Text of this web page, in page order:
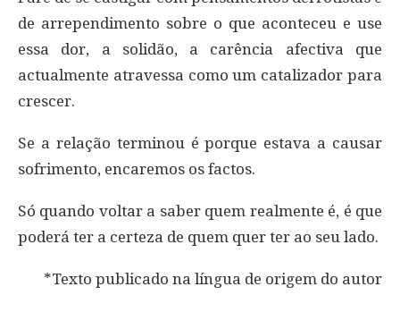
de arrependimento sobre o que aconteceu e use
essa dor, a solidão, a carência afectiva que
actualmente atravessa como um catalizador para
crescer.
Se a relação terminou é porque estava a causar
sofrimento, encaremos os factos.
Só quando voltar a saber quem realmente é, é que
poderá ter a certeza de quem quer ter ao seu lado.
*Texto publicado na língua de origem do autor